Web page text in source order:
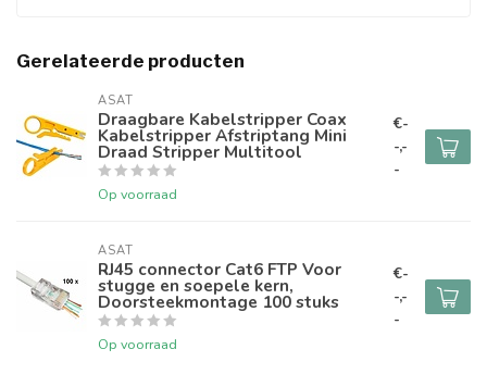
Gerelateerde producten
ASAT
Draagbare Kabelstripper Coax
Kabelstripper Afstriptang Mini
Draad Stripper Multitool
Op voorraad
€-
-,-
-
ASAT
RJ45 connector Cat6 FTP Voor
stugge en soepele kern,
Doorsteekmontage 100 stuks
Op voorraad
€-
-,-
-